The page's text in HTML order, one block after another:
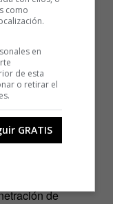
los
con
la
de
como
en
de esta
o retirar el
GRATIS